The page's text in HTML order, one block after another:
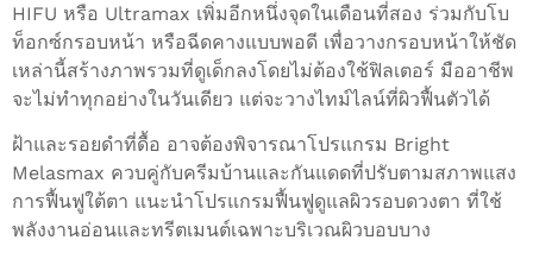
HIFU หรือ Ultramax เพิ่มอีกหนึ่งจุดในเดือนที่สอง ร่วมกับโบ
ท็อกซ์กรอบหน้า หรือฉีดคางแบบพอดี เพื่อวางกรอบหน้าให้ชัด
เหล่านี้สร้างภาพรวมที่ดูเด็กลงโดยไม่ต้องใช้ฟิลเตอร์ มืออาชีพ
จะไม่ทำทุกอย่างในวันเดียว แต่จะวางไทม์ไลน์ที่ผิวฟื้นตัวได้
ฝ้าและรอยดำที่ดื้อ อาจต้องพิจารณาโปรแกรม Bright
Melasmax ควบคู่กับครีมบ้านและกันแดดที่ปรับตามสภาพแสง
การฟื้นฟูใต้ตา แนะนำโปรแกรมฟื้นฟูดูแลผิวรอบดวงตา ที่ใช้
พลังงานอ่อนและทรีตเมนต์เฉพาะบริเวณผิวบอบบาง